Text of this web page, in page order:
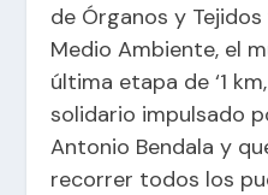
de Órganos y
Medio Ambiente, el
última etapa de ‘1
solidario impulsado
Antonio Bendala y
recorrer todos los